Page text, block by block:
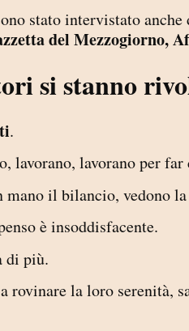
stato intervistato anche
del Mezzogiorno,
si stanno
.
lavorano, lavorano per
il bilancio, vedono
è insoddisfacente.
di più.
la loro serenità,